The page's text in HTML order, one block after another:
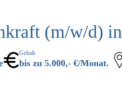
(m/w/d)
Gehalt
bis zu 5.000,- €/Monat.